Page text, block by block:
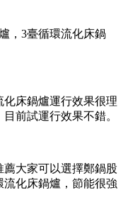
，3臺循環流化床鍋
床鍋爐運行效果很理
前試運行效果不錯。
大家可以選擇鄭鍋股
化床鍋爐，節能很強